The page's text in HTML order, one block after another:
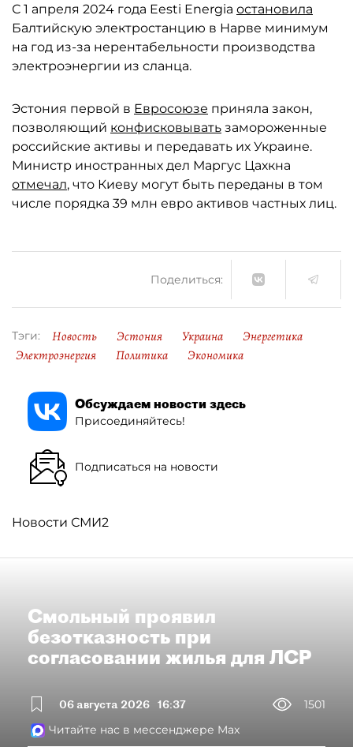
С 1 апреля 2024 года Eesti Energia остановила
Балтийскую электростанцию в Нарве минимум
на год из-за нерентабельности производства
электроэнергии из сланца.
Эстония первой в Евросоюзе приняла закон,
позволяющий конфисковывать замороженные
российские активы и передавать их Украине.
Министр иностранных дел Маргус Цахкна
отмечал, что Киеву могут быть переданы в том
числе порядка 39 млн евро активов частных лиц.
Поделиться:
Тэги: Новость Эстония Украина
Энергетика
Электроэнергия
Политика Экономика
Обсуждаем новости здесь
Присоединяйтесь!
Подписаться на новости
Новости СМИ2
Смольный проявил
безотказность при
согласовании жилья для ЛСР
06 августа 2026 16:37
1501
Читайте нас в мессенджере Max